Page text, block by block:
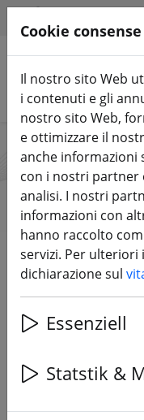
Cerca prodotti
CNHL
Start Marche
Tutti i
Cookie consense
Il nostro sito Web
i contenuti e gli
nostro sito Web,
e ottimizzare il
anche informazioni
con i nostri partner
analisi. I nostri
informazioni con
hanno raccolto
servizi. Per ulteriori
dichiarazione sul
Essenziell
Statstik &